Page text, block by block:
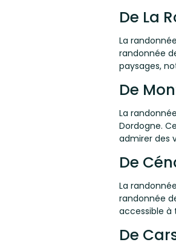
De La
La
randonnée
paysages,
De
La
Dordogne.
admirer des
De
La
randonnée
accessible à
De